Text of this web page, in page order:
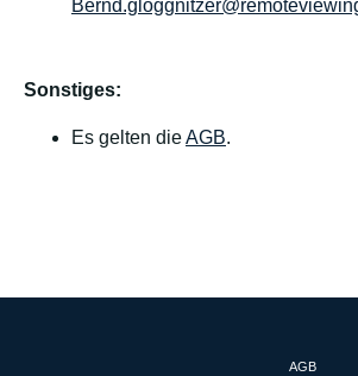
Sonstiges:
Es gelten dieAGB.
AGB